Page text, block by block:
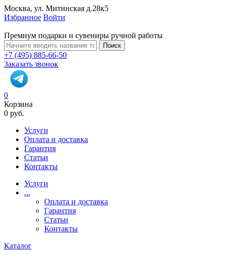
Москва, ул. Митинская д.28к5
Избранное Войти
Премиум подарки и сувениры ручной работы
Поиск
+7 (495) 885-66-50
Заказать звонок
0
Корзина
0 руб.
Услуги
Оплата и доставка
Гарантия
Статьи
Контакты
Услуги
...
Оплата и доставка
Гарантия
Статьи
Контакты
Каталог